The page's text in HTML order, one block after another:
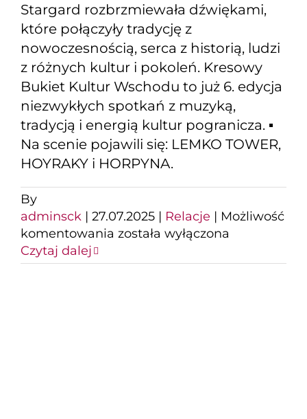
Stargard rozbrzmiewała dźwiękami,
które połączyły tradycję z
nowoczesnością, serca z historią, ludzi
z różnych kultur i pokoleń. Kresowy
Bukiet Kultur Wschodu to już 6. edycja
niezwykłych spotkań z muzyką,
tradycją i energią kultur pogranicza. ▪️
Na scenie pojawili się: LEMKO TOWER,
HOYRAKY i HORPYNA.
By
adminsck | 27.07.2025 | Relacje | Możliwość
komentowania Kresowy
Kultur
została wyłączona
Czytaj dalej